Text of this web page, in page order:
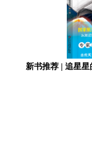
新书推荐 | 追星